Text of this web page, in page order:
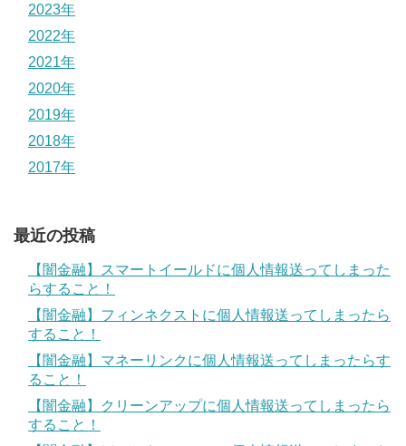
2023年
2022年
2021年
2020年
2019年
2018年
2017年
最近の投稿
【闇金融】スマートイールドに個人情報送ってしまった
らすること！
【闇金融】フィンネクストに個人情報送ってしまったら
すること！
【闇金融】マネーリンクに個人情報送ってしまったらす
ること！
【闇金融】クリーンアップに個人情報送ってしまったら
すること！